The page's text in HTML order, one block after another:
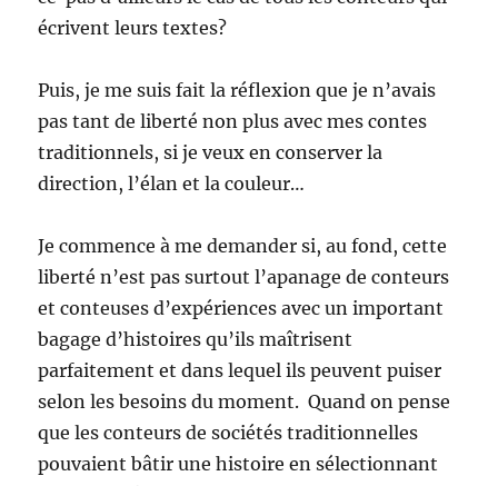
écrivent leurs textes?
Puis, je me suis fait la réflexion que je n’avais
pas tant de liberté non plus avec mes contes
traditionnels, si je veux en conserver la
direction, l’élan et la couleur…
Je commence à me demander si, au fond, cette
liberté n’est pas surtout l’apanage de conteurs
et conteuses d’expériences avec un important
bagage d’histoires qu’ils maîtrisent
parfaitement et dans lequel ils peuvent puiser
selon les besoins du moment. Quand on pense
que les conteurs de sociétés traditionnelles
pouvaient bâtir une histoire en sélectionnant